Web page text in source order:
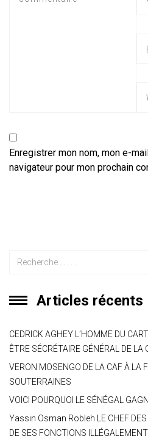
Enregistrer mon nom, mon e-
navigateur pour mon prochain
Articles récents
CEDRICK AGHEY L’HOMME DU
ÊTRE SÉCRÉTAIRE GÉNÉRAL DE LA
VERON MOSENGO DE LA CAF À LA
SOUTERRAINES
VOICI POURQUOI LE SÉNÉGAL
Yassin Osman Robleh LE CHEF DES
DE SES FONCTIONS